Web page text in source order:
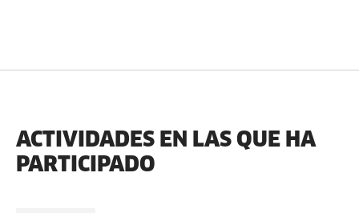
ACTIVIDADES EN LAS QUE HA
PARTICIPADO